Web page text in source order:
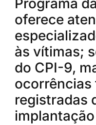
Programa
oferece
às vítimas;
do CPI-9,
ocorrências
registradas